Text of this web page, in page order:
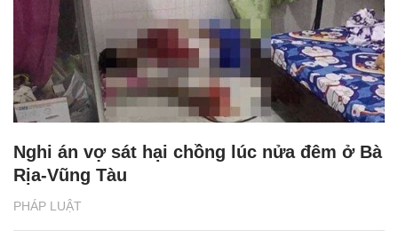
PHÁP LUẬT
Nghi án vợ sát hại chồng lúc nửa đêm ở Bà
Rịa-Vũng Tàu